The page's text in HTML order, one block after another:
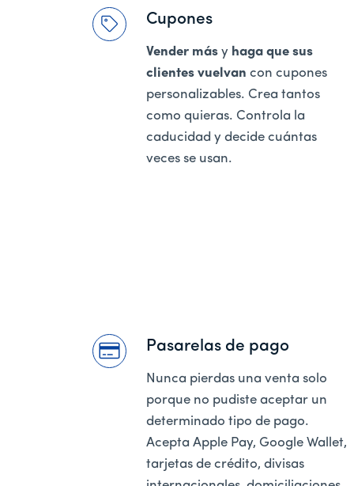
Cupones
Vender más y haga que sus
clientes vuelvan con cupones
personalizables. Crea tantos
como quieras. Controla la
caducidad y decide cuántas
veces se usan.
Pasarelas de pago
Nunca pierdas una venta solo
porque no pudiste aceptar un
determinado tipo de pago.
Acepta Apple Pay, Google Wallet,
tarjetas de crédito, divisas